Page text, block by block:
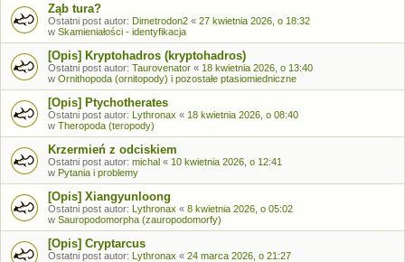
Ząb tura?
Ostatni post autor: Dimetrodon2 « 27 kwietnia 2026, o 18:32
w Skamieniałości - identyfikacja
[Opis] Kryptohadros (kryptohadros)
Ostatni post autor: Taurovenator « 18 kwietnia 2026, o 13:40
w Ornithopoda (ornitopody) i pozostałe ptasiomiedniczne
[Opis] Ptychotherates
Ostatni post autor: Lythronax « 18 kwietnia 2026, o 08:40
w Theropoda (teropody)
Krzermień z odciskiem
Ostatni post autor: michal « 10 kwietnia 2026, o 12:41
w Pytania i problemy
[Opis] Xiangyunloong
Ostatni post autor: Lythronax « 8 kwietnia 2026, o 05:02
w Sauropodomorpha (zauropodomorfy)
[Opis] Cryptarcus
Ostatni post autor: Lythronax « 24 marca 2026, o 21:27